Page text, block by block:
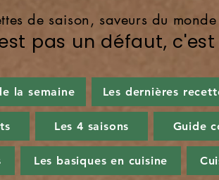
de saison, saveurs du
pas un défaut,
la semaine Les dernières
Les 4 saisons Guide
Les basiques en cuisine